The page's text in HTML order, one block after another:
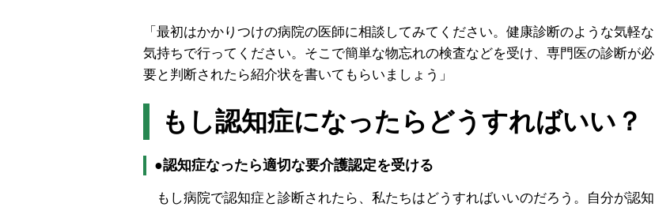
「最初はかかりつけの病院の医師に相談してみてください。健康診断のような気軽な
気持ちで行ってください。そこで簡単な物忘れの検査などを受け、専門医の診断が必
要と判断されたら紹介状を書いてもらいましょう」
もし認知症になったらどうすればいい？
●認知症なったら適切な要介護認定を受ける
もし病院で認知症と診断されたら、私たちはどうすればいいのだろう。自分が認知